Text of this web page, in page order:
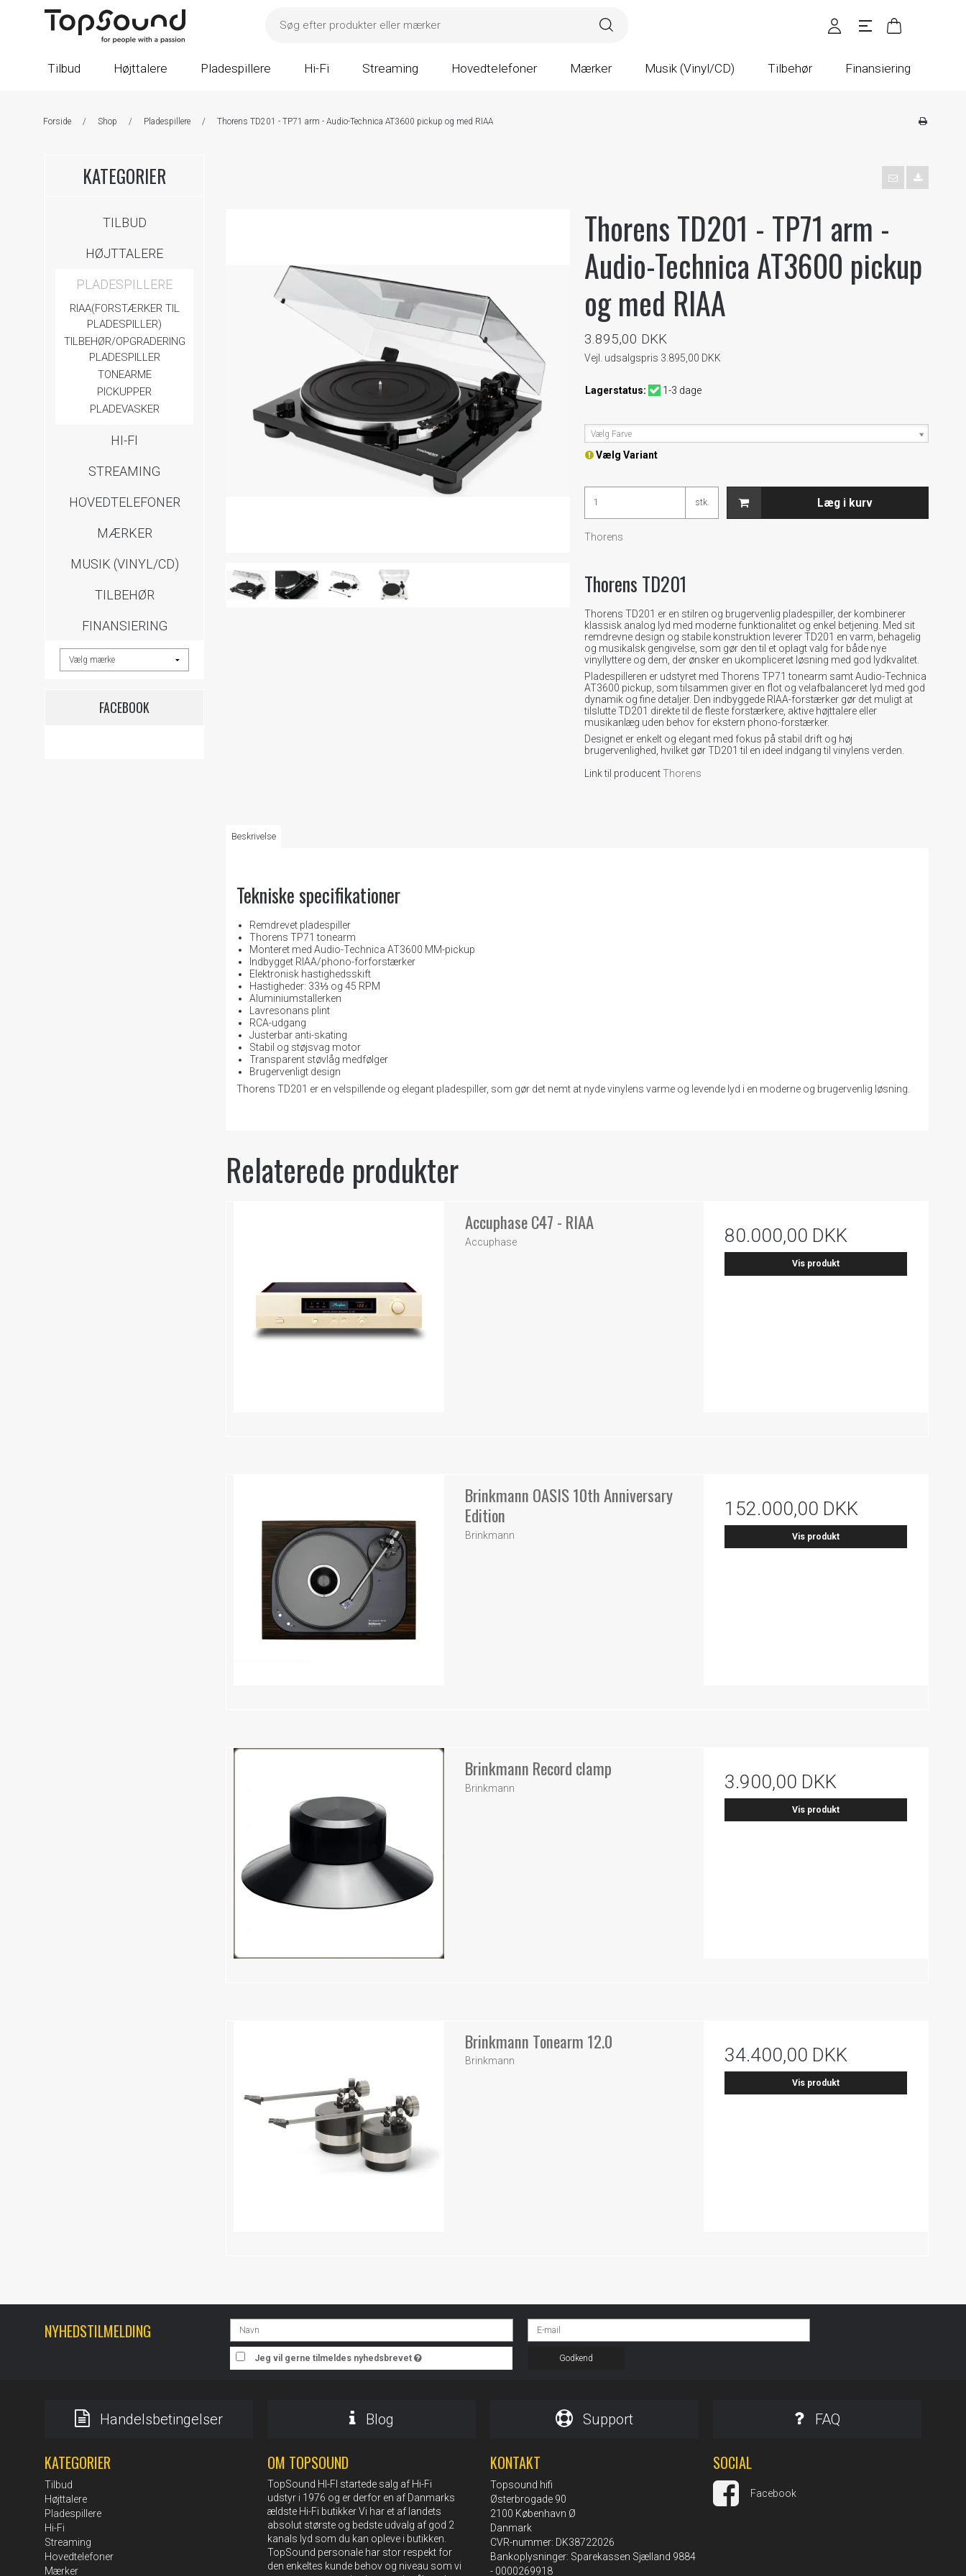
Tilbud Højttalere Pladespillere Hi-Fi Streaming Hovedtelefoner Mærker Musik (Vinyl/CD) Tilbehør Finansiering
Forside / Shop / Pladespillere / Thorens TD201 - TP71 arm - Audio-Technica AT3600 pickup og med RIAA
KATEGORIER
TILBUD
HØJTTALERE
PLADESPILLERE
RIAA(FORSTÆRKER TIL
PLADESPILLER)
TILBEHØR/OPGRADERING
PLADESPILLER
TONEARME
PICKUPPER
PLADEVASKER
HI-FI
STREAMING
HOVEDTELEFONER
MÆRKER
MUSIK (VINYL/CD)
TILBEHØR
FINANSIERING
FACEBOOK
Thorens TD201 - TP71 arm -
Audio-Technica AT3600 pickup
og med RIAA
3.895,00 DKK
Vejl. udsalgspris 3.895,00 DKK
Lagerstatus: 1-3 dage
Vælg Farve
Vælg Variant
stk. Læg i kurv
Thorens
Thorens TD201
Thorens TD201 er en stilren og brugervenlig pladespiller, der kombinerer
klassisk analog lyd med moderne funktionalitet og enkel betjening. Med sit
remdrevne design og stabile konstruktion leverer TD201 en varm, behagelig
og musikalsk gengivelse, som gør den til et oplagt valg for både nye
vinyllyttere og dem, der ønsker en ukompliceret løsning med god lydkvalitet.
Pladespilleren er udstyret med Thorens TP71 tonearm samt Audio-Technica
AT3600 pickup, som tilsammen giver en flot og velafbalanceret lyd med god
dynamik og fine detaljer. Den indbyggede RIAA-forstærker gør det muligt at
tilslutte TD201 direkte til de fleste forstærkere, aktive højttalere eller
musikanlæg uden behov for ekstern phono-forstærker.
Designet er enkelt og elegant med fokus på stabil drift og høj
brugervenlighed, hvilket gør TD201 til en ideel indgang til vinylens verden.
Link til producentThorens
Beskrivelse
Tekniske specifikationer
Remdrevet pladespiller
Thorens TP71 tonearm
Monteret med Audio-Technica AT3600 MM-pickup
Indbygget RIAA/phono-forforstærker
Elektronisk hastighedsskift
Hastigheder: 33⅓ og 45 RPM
Aluminiumstallerken
Lavresonans plint
RCA-udgang
Justerbar anti-skating
Stabil og støjsvag motor
Transparent støvlåg medfølger
Brugervenligt design
Thorens TD201 er en velspillende og elegant pladespiller, som gør det nemt at nyde vinylens varme og levende lyd i en moderne og brugervenlig løsning.
Relaterede produkter
Accuphase C47 - RIAA
Accuphase 80.000,00 DKK
Vis produkt
Brinkmann OASIS 10th Anniversary
Edition
Brinkmann
152.000,00 DKK
Vis produkt
Brinkmann Record clamp
Brinkmann 3.900,00 DKK
Vis produkt
Brinkmann Tonearm 12.0
Brinkmann 34.400,00 DKK
Vis produkt
NYHEDSTILMELDING
Jeg vil gerne tilmeldes nyhedsbrevet Godkend
Handelsbetingelser Blog Support FAQ
KATEGORIER
Tilbud
Højttalere
Pladespillere
Hi-Fi
Streaming
Hovedtelefoner
Mærker
OM TOPSOUND
TopSound HI-FI startede salg af Hi-Fi
udstyr i 1976 og er derfor en af Danmarks
ældste Hi-Fi butikker Vi har et af landets
absolut største og bedste udvalg af god 2
kanals lyd som du kan opleve i butikken.
TopSound personale har stor respekt for
den enkeltes kunde behov og niveau som vi
KONTAKT
Topsound hifi
Østerbrogade 90
2100 København Ø
Danmark
CVR-nummer: DK38722026
Bankoplysninger: Sparekassen Sjælland 9884
- 0000269918
SOCIAL
Facebook